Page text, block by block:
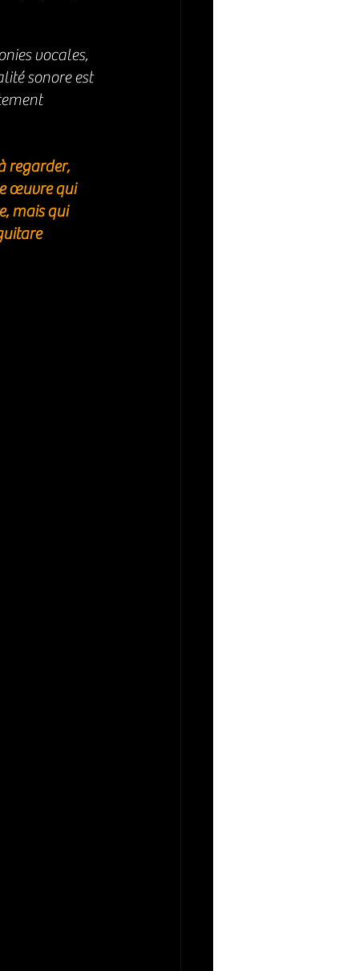
vocales,
sonore est
regarder,
œuvre qui
mais qui